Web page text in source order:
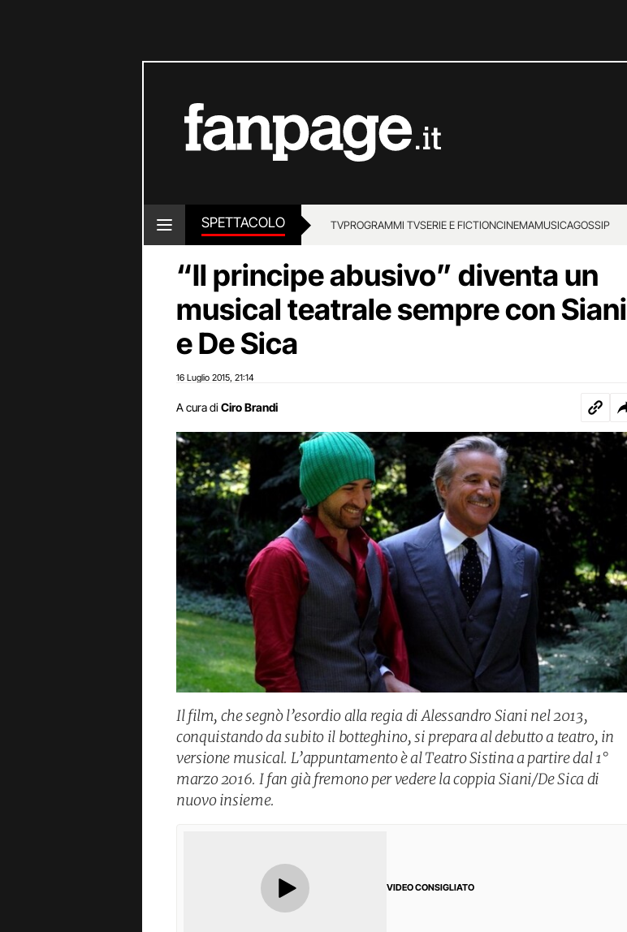
SPETTACOLO TVPROGRAMMI TVSERIE E FICTIONCINEMAMUSICAGOSSIP
“Il principe abusivo” diventa un
musical teatrale sempre con Siani
e De Sica
16 Luglio 2015 21:14
A cura di Ciro Brandi
Il film, che segnò l’esordio alla regia di Alessandro Siani nel 2013,
conquistando da subito il botteghino, si prepara al debutto a teatro, in
versione musical. L’appuntamento è al Teatro Sistina a partire dal 1°
marzo 2016. I fan già fremono per vedere la coppia Siani/De Sica di
nuovo insieme.
VIDEO CONSIGLIATO